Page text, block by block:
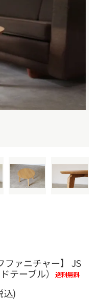
ファニチャー】 JS
テーブル）
込)